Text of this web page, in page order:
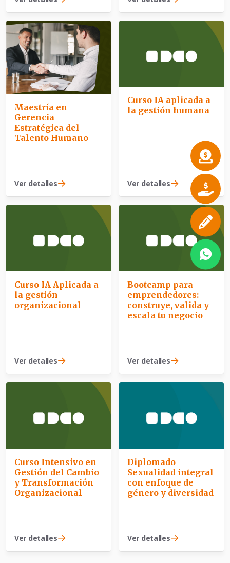
Maestría en
Gerencia
Estratégica del
Talento Humano
Ver detalles
Curso IA aplicada a
la gestión humana
Ver detalles
Curso IA Aplicada a
la gestión
organizacional
Ver detalles
Bootcamp para
emprendedores:
construye, valida y
escala tu negocio
Ver detalles
Curso Intensivo en
Gestión del Cambio
y Transformación
Organizacional
Ver detalles
Diplomado
Sexualidad integral
con enfoque de
género y diversidad
Ver detalles